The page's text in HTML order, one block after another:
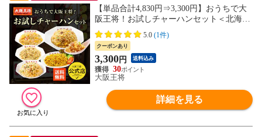
【単品合計4,830円⇒3,300円】おうちで大
阪王将！お試しチャーハンセット＜北海
道・沖縄は別途追加送料＞送料無料 冷凍食
品 通販 チャーハン 炒飯 ごはん 米 お米 お
取り寄せ 中華 大容量 まとめ買い 仕送り
レンチン 簡単調理 備蓄
5.0 (1件)
クーポンあり
3,300円 送料込み
30
大阪王将
詳細を見る